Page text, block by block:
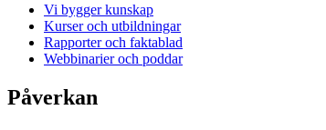
Vi bygger kunskap
Kurser och utbildningar
Rapporter och faktablad
Webbinarier och poddar
Påverkan